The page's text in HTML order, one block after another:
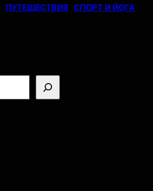
ПУТЕШЕСТВИЯ СПОРТ И ЙОГА